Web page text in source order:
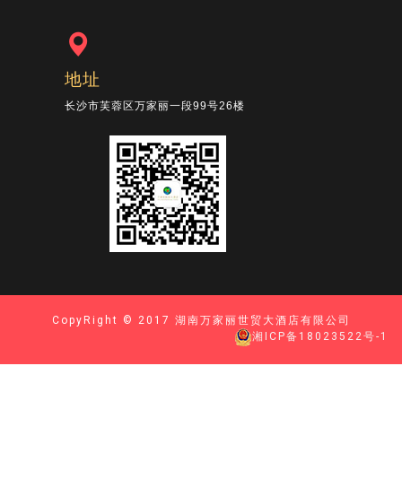
地址
长沙市芙蓉区万家丽一段99号26楼
CopyRight © 2017 湖南万家丽世贸大酒店有限公司
湘ICP备18023522号-1